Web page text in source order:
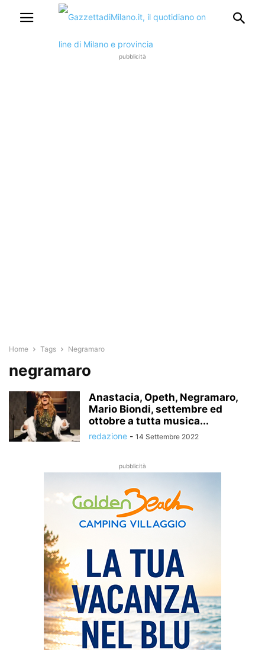
pubblicità
Home Tags Negramaro
negramaro
Anastacia, Opeth, Negramaro,
Mario Biondi, settembre ed
ottobre a tutta musica...
redazione - 14 Settembre 2022
pubblicità